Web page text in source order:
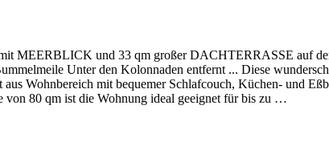
MEERBLICK und 33 qm großer DACHTERRASSE auf
Unter den Kolonnaden entfernt ... Diese
Wohnbereich mit bequemer Schlafcouch, Küchen- und
80 qm ist die Wohnung ideal geeignet für bis zu …